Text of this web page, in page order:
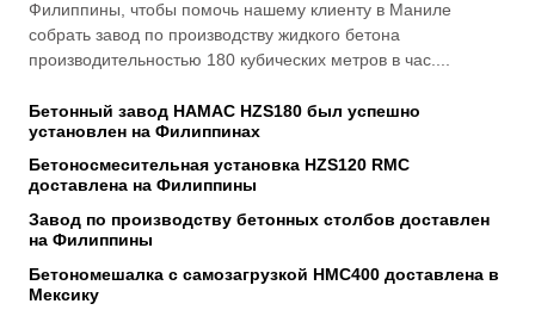
Филиппины, чтобы помочь нашему клиенту в Маниле
собрать завод по производству жидкого бетона
производительностью 180 кубических метров в час....
Бетонный завод HAMAC HZS180 был успешно
установлен на Филиппинах
Бетоносмесительная установка HZS120 RMC
доставлена на Филиппины
Завод по производству бетонных столбов доставлен
на Филиппины
Бетономешалка с самозагрузкой HMC400 доставлена в
Мексику